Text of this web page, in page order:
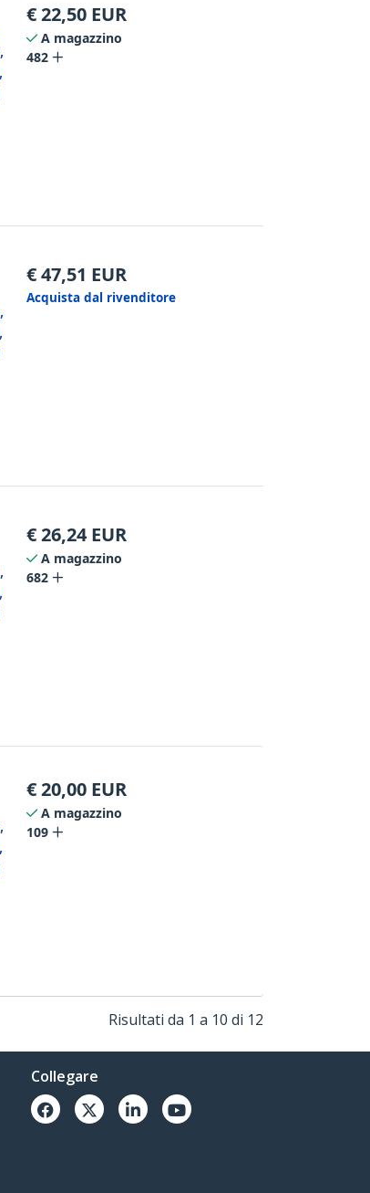
€22,50 EUR
A magazzino
482
€47,51 EUR
Acquista dal rivenditore
€26,24 EUR
A magazzino
682
€20,00 EUR
A magazzino
109
Risultati da 1 a 10 di 12
Collegare